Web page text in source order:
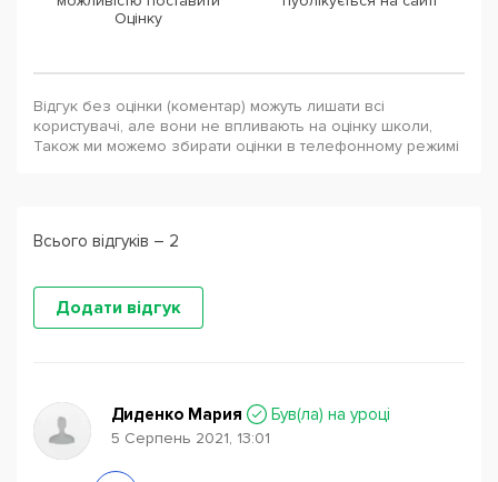
Оцінку
Відгук без оцінки (коментар) можуть лишати всі
користувачі, але вони не впливають на оцінку школи,
Також ми можемо збирати оцінки в телефонному режимі
Всього відгуків – 2
Додати відгук
Диденко Мария Був(ла) на уроці
5 Серпень 2021, 13:01